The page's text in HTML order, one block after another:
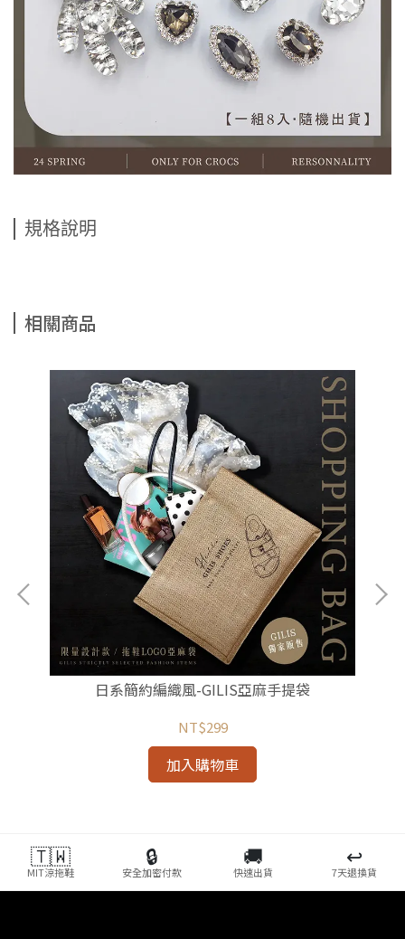
規格說明
相關商品
日系簡約編織風-GILIS亞麻手提袋
NT$299
加入購物車
🇹🇼
MIT涼拖鞋
🔒
安全加密付款
🚚
快速出貨
↩️
7天退換貨